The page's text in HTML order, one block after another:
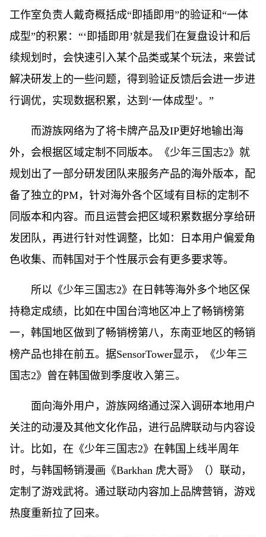
工作室负责人戴奇概括成“即插即用”的验证和“一体
成型”的积累：“‘即插即用’就是我们在复盘设计和后
续规划时，会快速引入某个品类或某个玩法，来尝试
解决研发上的一些问题，得到验证反馈后会进一步进
行调优，实现数据积累，达到‘一体成型’。”
而游族网络为了将卡牌产品及IP更好地输出海
外，会根据区域定制不同版本。《少年三国志2》就
规划出了一部分研发团队来服务产品的海外版本，配
备了独立的PM，针对海外各个区域有目标的定制不
同版本和内容。而且运营会把区域积累数据分享给研
发团队，再进行针对性调整，比如：日本用户偏爱角
色收集、而韩国对于个性展示会有更多要求等。
所以《少年三国志2》在日韩等海外多个地区保
持稳定成绩，比如在中国台湾地区冲上了畅销榜第
一，韩国地区做到了畅销榜第八，东南亚地区的畅销
榜产品也排在前五。据SensorTower显示，《少年三
国志2》曾在韩国做到季度收入第三。
面向海外用户，游族网络通过深入调研本地用户
关注的动漫及其他文化作品，进行品牌联动与内容设
计。比如，在《少年三国志2》在韩国上线半周年
时，与韩国畅销漫画《Barkhan 虎大哥》（）联动，
定制了游戏武将。通过联动内容加上品牌营销，游戏
热度重新拉了回来。